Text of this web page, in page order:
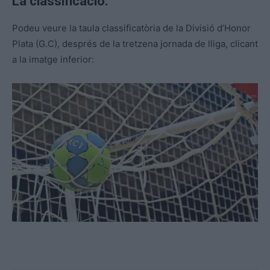
Podeu veure la taula classificatòria de la Divisió d’Honor
Plata (G.C), després de la tretzena jornada de lliga, clicant
a la imatge inferior: